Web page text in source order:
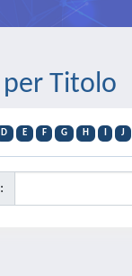
per Titolo
D E F G H J